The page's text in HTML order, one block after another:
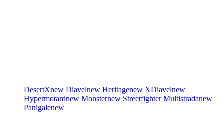
DesertXnew Diavelnew Heritagenew XDiavelnew
Hypermotardnew Monsternew StreetfighterMultistradanew
Panigalenew